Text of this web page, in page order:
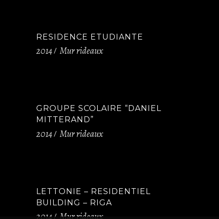
RESIDENCE ETUDIANTE
2014 Mur rideaux
GROUPE SCOLAIRE “DANIEL
MITTERAND”
2014 Mur rideaux
LETTONIE – RESIDENTIEL
BUILDING – RIGA